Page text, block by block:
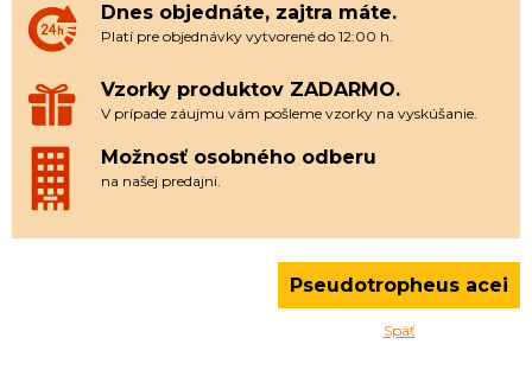
Dnes objednáte, zajtra máte.
Platí pre objednávky vytvorené do 12:00 h.
Vzorky produktov ZADARMO.
V prípade záujmu vám pošleme vzorky na vyskúšanie.
Možnosť osobného odberu
na našej predajni.
Pseudotropheus acei
Späť